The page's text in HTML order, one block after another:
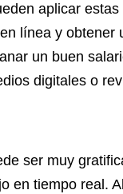
aplicar
línea y obtener
un buen
digitales o
ser muy
en tiempo real.